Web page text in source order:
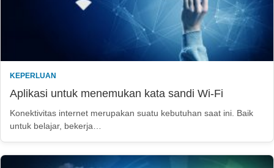
KEPERLUAN
Aplikasi untuk menemukan kata sandi Wi-Fi
Konektivitas internet merupakan suatu kebutuhan saat ini. Baik
untuk belajar, bekerja…